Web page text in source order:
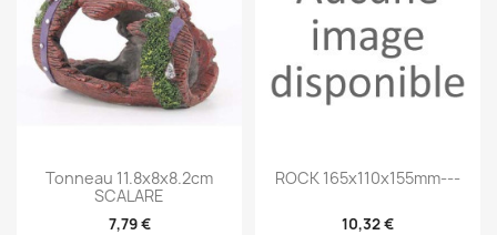
Tonneau 11.8x8x8.2cm
SCALARE
7,79 €
ROCK 165x110x155mm---
10,32 €